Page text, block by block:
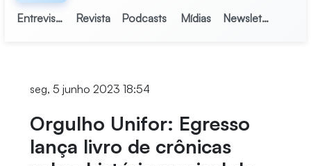
Entrevistas Revista Podcasts Mídias Newsletter
seg, 5 junho 2023 18:54
Orgulho Unifor: Egresso
lança livro de crônicas